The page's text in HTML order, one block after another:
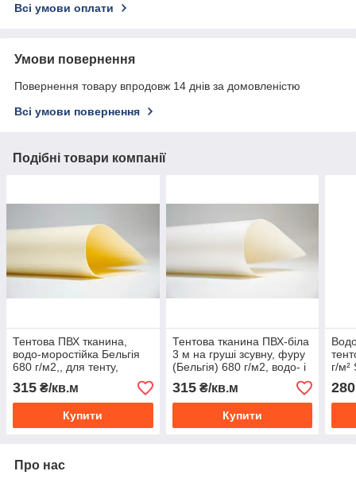
Всі умови оплати
Умови повернення
Повернення товару впродовж 14 днів за домовленістю
Всі умови повернення
Подібні товари компанії
Тентова ПВХ тканина,
водо-моростійка Бельгія
680 г/м2,, для тенту,
альтанку, намети.
315 ₴/кв.м
Купити
Тентова тканина ПВХ-біла
3 м на груші зсувну, фуру
(Бельгія) 680 г/м2, водо- і
315₴/кв.м
Купити
г/м²
280
Про нас